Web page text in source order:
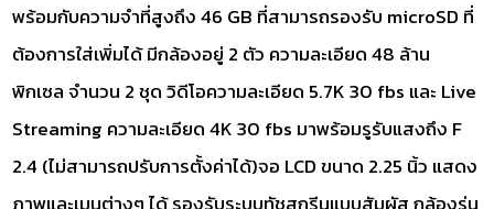
พร้อมกับความจำที่สูงถึง 46 GB ที่สามารถรองรับ microSD ที่
ต้องการใส่เพิ่มได้ มีกล้องอยู่ 2 ตัว ความละเอียด 48 ล้าน
พิกเซล จำนวน 2 ชุด วิดีโอความละเอียด 5.7K 30 fbs และ Live
Streaming ความละเอียด 4K 30 fbs มาพร้อมรูรับแสงถึง F
2.4 (ไม่สามารถปรับการตั้งค่าได้)จอ LCD ขนาด 2.25 นิ้ว แสดง
ภาพและเมนูต่างๆ ได้ รองรับระบบทัชสกรีนแบบสัมผัส กล้องรุ่น